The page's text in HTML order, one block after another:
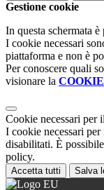
Gestione cookie
In questa schermata
I cookie necessari
piattaforma e non è
Per conoscere quali
visionare la
Cookie necessari per
I cookie necessari
disabilitati. È
policy.
Accetta tutti Salva